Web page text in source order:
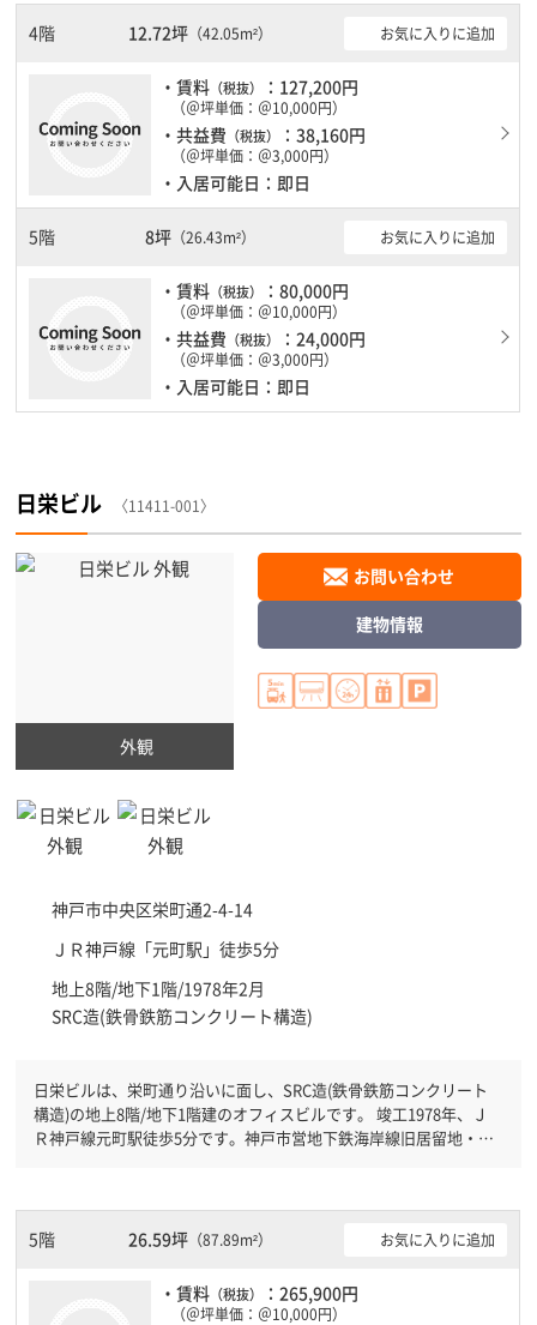
す。
4階 12.72坪（42.05m²） お気に入りに追加
・賃料 （税抜） ：127,200円
（＠坪単価：＠10,000円）
・共益費 （税抜） ：38,160円
（＠坪単価：＠3,000円）
・入居可能日：即日
5階 8坪（26.43m²） お気に入りに追加
・賃料 （税抜） ：80,000円
（＠坪単価：＠10,000円）
・共益費 （税抜） ：24,000円
（＠坪単価：＠3,000円）
・入居可能日：即日
日栄ビル 〈11411-001〉
外観
神戸市中央区栄町通2-4-14
ＪＲ神戸線「元町駅 」徒歩5分
地上8階/地下1階/1978年2月
SRC造(鉄骨鉄筋コンクリート構造)
お問い合わせ
建物情報
日栄ビルは、栄町通り沿いに面し、SRC造(鉄骨鉄筋コンクリート
構造)の地上8階/地下1階建のオフィスビルです。 竣工1978年、Ｊ
Ｒ神戸線元町駅徒歩5分です。神戸市営地下鉄海岸線旧居留地・大
なお客様には必見です。１フロア１００坪以上ある大型ビルです。
ＥＶが複数基ありますので、フロアまでの待ち時間があまりかかり
5階 26.59坪（87.89m²） お気に入りに追加
・賃料 （税抜） ：265,900円
（＠坪単価：＠10,000円）